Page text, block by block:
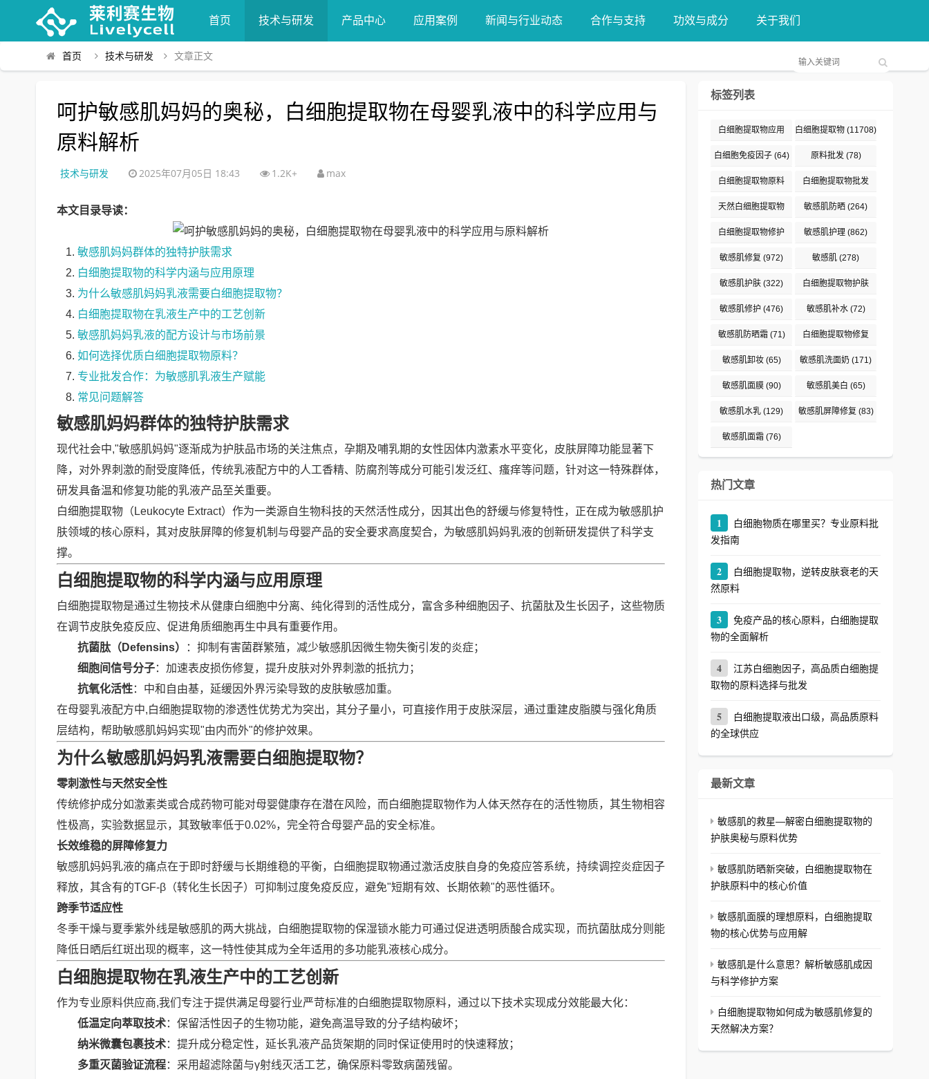
首页 技术与研发 产品中心 应用案例 新闻与行业动态 合作与支持 功效与成分 关于我们
首页 技术与研发 文章正文
呵护敏感肌妈妈的奥秘，白细胞提取物在母婴乳液中的科学应用与
原料解析
技术与研发 2025年07月05日 18:43 1.2K+ max
本文目录导读：
敏感肌妈妈群体的独特护肤需求
白细胞提取物的科学内涵与应用原理
为什么敏感肌妈妈乳液需要白细胞提取物？
白细胞提取物在乳液生产中的工艺创新
敏感肌妈妈乳液的配方设计与市场前景
如何选择优质白细胞提取物原料？
专业批发合作：为敏感肌乳液生产赋能
常见问题解答
敏感肌妈妈群体的独特护肤需求
现代社会中,"敏感肌妈妈"逐渐成为护肤品市场的关注焦点，孕期及哺乳期的女性因体内激素水平变化，皮肤屏障功能显著下
降，对外界刺激的耐受度降低，传统乳液配方中的人工香精、防腐剂等成分可能引发泛红、瘙痒等问题，针对这一特殊群体，
研发具备温和修复功能的乳液产品至关重要。
白细胞提取物（Leukocyte Extract）作为一类源自生物科技的天然活性成分，因其出色的舒缓与修复特性，正在成为敏感肌护
肤领域的核心原料，其对皮肤屏障的修复机制与母婴产品的安全要求高度契合，为敏感肌妈妈乳液的创新研发提供了科学支
撑。
白细胞提取物的科学内涵与应用原理
白细胞提取物是通过生物技术从健康白细胞中分离、纯化得到的活性成分，富含多种细胞因子、抗菌肽及生长因子，这些物质
在调节皮肤免疫反应、促进角质细胞再生中具有重要作用。
抗菌肽（Defensins）
：抑制有害菌群繁殖，减少敏感肌因微生物失衡引发的炎症；
细胞间信号分子：加速表皮损伤修复，提升皮肤对外界刺激的抵抗力；
抗氧化活性：中和自由基，延缓因外界污染导致的皮肤敏感加重。
在母婴乳液配方中,白细胞提取物的渗透性优势尤为突出，其分子量小，可直接作用于皮肤深层，通过重建皮脂膜与强化角质
层结构，帮助敏感肌妈妈实现"由内而外"的修护效果。
为什么敏感肌妈妈乳液需要白细胞提取物？
零刺激性与天然安全性
传统修护成分如激素类或合成药物可能对母婴健康存在潜在风险，而白细胞提取物作为人体天然存在的活性物质，其生物相容
性极高，实验数据显示，其致敏率低于0.02%，完全符合母婴产品的安全标准。
长效维稳的屏障修复力
敏感肌妈妈乳液的痛点在于即时舒缓与长期维稳的平衡，白细胞提取物通过激活皮肤自身的免疫应答系统，持续调控炎症因子
释放，其含有的TGF-β（转化生长因子）可抑制过度免疫反应，避免"短期有效、长期依赖"的恶性循环。
跨季节适应性
冬季干燥与夏季紫外线是敏感肌的两大挑战，白细胞提取物的保湿锁水能力可通过促进透明质酸合成实现，而抗菌肽成分则能
降低日晒后红斑出现的概率，这一特性使其成为全年适用的多功能乳液核心成分。
白细胞提取物在乳液生产中的工艺创新
作为专业原料供应商,我们专注于提供满足母婴行业严苛标准的白细胞提取物原料，通过以下技术实现成分效能最大化：
低温定向萃取技术：保留活性因子的生物功能，避免高温导致的分子结构破坏；
纳米微囊包裹技术：提升成分稳定性，延长乳液产品货架期的同时保证使用时的快速释放；
多重灭菌验证流程：采用超滤除菌与γ射线灭活工艺，确保原料零致病菌残留。
标签列表
白细胞提取物应用
(376)
白细胞提取物 (11708)
白细胞免疫因子(64) 原料批发(78)
白细胞提取物原料
(132)
白细胞提取物批发
(89)
天然白细胞提取物
(187)
敏感肌防晒 (264)
白细胞提取物修护
(191)
敏感肌护理 (862)
敏感肌修复 (972) 敏感肌 (278)
敏感肌护肤 (322) 白细胞提取物护肤
(477)
敏感肌修护 (476) 敏感肌补水(72)
敏感肌防晒霜(71) 白细胞提取物修复
(242)
敏感肌卸妆(65) 敏感肌洗面奶 (171)
敏感肌面膜(90) 敏感肌美白 (65)
敏感肌水乳 (129) 敏感肌屏障修复 (83)
敏感肌面霜(76)
热门文章
1
白细胞物质在哪里买？专业原料批
发指南
2
白细胞提取物，逆转皮肤衰老的天
然原料
3
免疫产品的核心原料，白细胞提取
物的全面解析
4
江苏白细胞因子，高品质白细胞提
取物的原料选择与批发
5
白细胞提取液出口级，高品质原料
的全球供应
最新文章
敏感肌的救星—解密白细胞提取物的
护肤奥秘与原料优势
敏感肌防晒新突破，白细胞提取物在
护肤原料中的核心价值
敏感肌面膜的理想原料，白细胞提取
物的核心优势与应用解
敏感肌是什么意思？解析敏感肌成因
与科学修护方案
白细胞提取物如何成为敏感肌修复的
天然解决方案？